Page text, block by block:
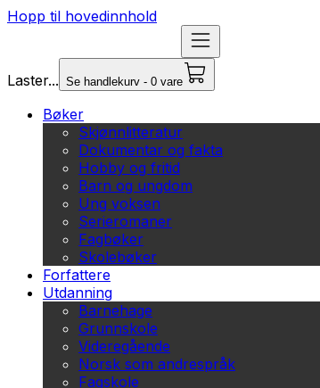
Hopp til hovedinnhold
Laster... Se handlekurv - 0 vare
Bøker
Skjønnlitteratur
Dokumentar og fakta
Hobby og fritid
Barn og ungdom
Ung voksen
Serieromaner
Fagbøker
Skolebøker
Forfattere
Utdanning
Barnehage
Grunnskole
Videregående
Norsk som andrespråk
Fagskole